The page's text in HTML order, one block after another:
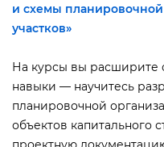
и схемы
участков»
На курсы вы расширите
навыки — научитесь
планировочной
объектов капитального